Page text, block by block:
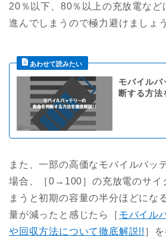
20％以下、80％以上の充放電など
進んでしまうので極力避けましょ
モバイルバ
断する方
また、一部の高価なモバイルバッ
場合、［0→100］の充放電のサイ
まうと初期の容量の半分ほどにな
量が減ったと感じたら［ モバイル
や回収方法について徹底解説!! ］